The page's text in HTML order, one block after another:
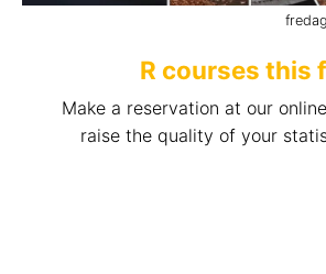
R courses this
Make a reservation at our
raise the quality of your